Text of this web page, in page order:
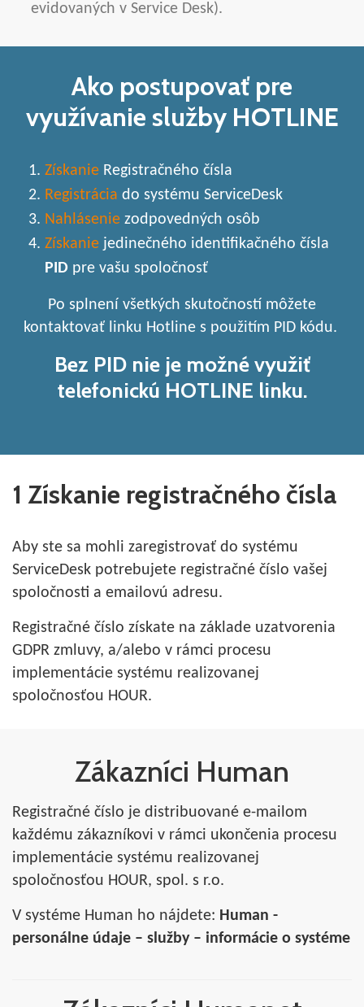
evidovaných v Service Desk).
Ako postupovať pre
využívanie služby HOTLINE
Získanie Registračného čísla
Registrácia do systému ServiceDesk
Nahlásenie zodpovedných osôb
Získanie jedinečného identifikačného čísla
PID pre vašu spoločnosť
Po splnení všetkých skutočností môžete
kontaktovať linku Hotline s použitím PID kódu.
Bez PID nie je možné využiť
telefonickú HOTLINE linku.
1 Získanie registračného čísla
Aby ste sa mohli zaregistrovať do systému
ServiceDesk potrebujete registračné číslo vašej
spoločnosti a emailovú adresu.
Registračné číslo získate na základe uzatvorenia
GDPR zmluvy, a/alebo v rámci procesu
implementácie systému realizovanej
spoločnosťou HOUR.
Zákazníci Human
Registračné číslo je distribuované e-mailom
každému zákazníkovi v rámci ukončenia procesu
implementácie systému realizovanej
spoločnosťou HOUR, spol. s r.o.
V systéme Human ho nájdete: Human -
personálne údaje – služby – informácie o systéme